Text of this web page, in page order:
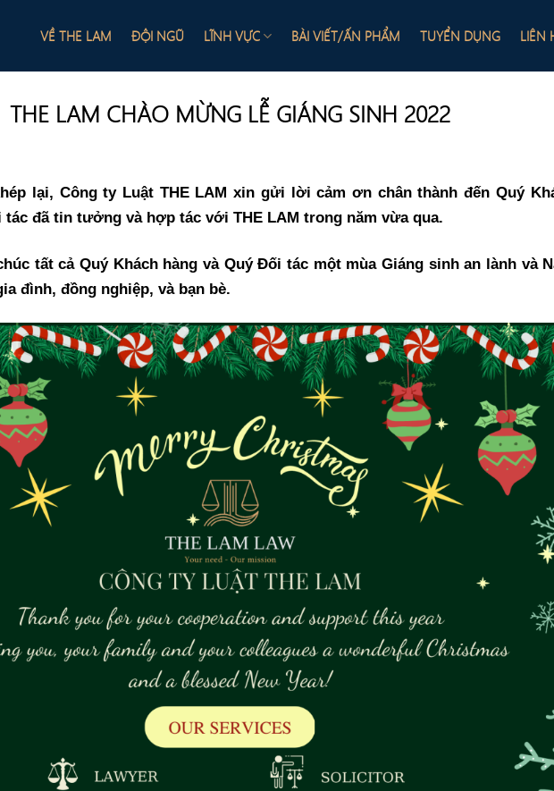
VỀ THE LAM ĐỘI NGŨ LĨNH VỰC BÀI VIẾT/ẤN PHẨM TUYỂN DỤNG LIÊN
THE LAM CHÀO MỪNG LỄ GIÁNG SINH 2022
lại, Công ty Luật THE LAM xin gửi lời cảm ơn chân thành đến Quý
tác đã tin tưởng và hợp tác với THE LAM trong năm vừa qua.
tất cả Quý Khách hàng và Quý Đối tác một mùa Giáng sinh an lành và
đình, đồng nghiệp, và bạn bè.